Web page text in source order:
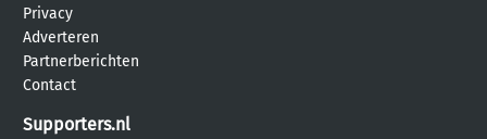
Privacy
Adverteren
Partnerberichten
Contact
Supporters.nl